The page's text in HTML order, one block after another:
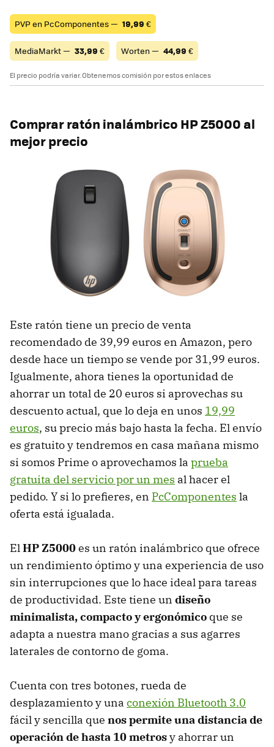
PVP en PcComponentes — 19,99 €
MediaMarkt — 33,99 € Worten — 44,99 €
El precio podría variar. Obtenemos comisión por estos enlaces
Comprar ratón inalámbrico HP Z5000 al
mejor precio
Este ratón tiene un precio de venta
recomendado de 39,99 euros en Amazon, pero
desde hace un tiempo se vende por 31,99 euros.
Igualmente, ahora tienes la oportunidad de
ahorrar un total de 20 euros si aprovechas su
descuento actual, que lo deja en unos 19,99
euros, su precio más bajo hasta la fecha. El envío
es gratuito y tendremos en casa mañana mismo
si somos Prime o aprovechamos la prueba
gratuita del servicio por un mes al hacer el
pedido. Y si lo prefieres, en PcComponentes la
oferta está igualada.
ElHP Z5000es un ratón inalámbrico que ofrece
un rendimiento óptimo y una experiencia de uso
sin interrupciones que lo hace ideal para tareas
de productividad. Este tiene un diseño
minimalista, compacto y ergonómico que se
adapta a nuestra mano gracias a sus agarres
laterales de contorno de goma.
Cuenta con tres botones, rueda de
desplazamiento y una conexión Bluetooth 3.0
fácil y sencilla que nos permite una distancia de
operación de hasta 10 metrosy ahorrar un